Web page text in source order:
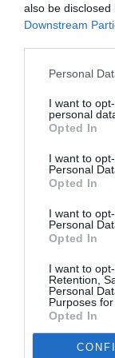
also be
Downstream
Personal
I want to
personal
Opted In
I want to
Personal
Opted In
I want to
Personal
Opted In
I want to
Retention,
Personal
Purposes
Opted In
a commenté :
Ca me fait
Pierre